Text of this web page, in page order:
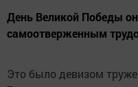
День Великой Победы
самоотверженным
Это было девизом